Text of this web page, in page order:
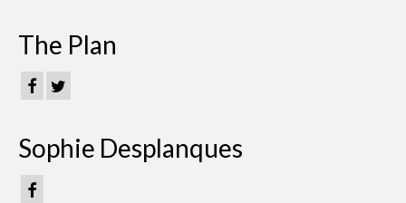
The Plan
Sophie Desplanques